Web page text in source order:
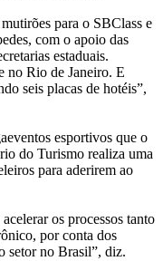
para o SBClass e
com o apoio das
estaduais.
no Rio de Janeiro. E
seis placas de hotéis”,
esportivos que o
do Turismo realiza uma
para aderirem ao
os processos tanto
por conta dos
setor no Brasil”, diz.